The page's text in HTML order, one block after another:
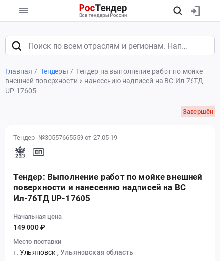
Главная Тендеры
Тендер на выполнение работ по мойке
внешней поверхности и нанесению надписей на ВС Ил-76ТД
UP-17605
Завершён
Тендер №30557665559 от 27.05.19
Тендер: Выполнение работ по мойке внешней
поверхности и нанесению надписей на ВС
Ил-76ТД UP-17605
Начальная цена
149 000 ₽
Место поставки
г. Ульяновск ,Ульяновская область